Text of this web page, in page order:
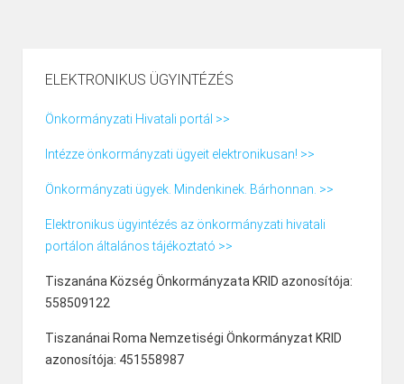
ELEKTRONIKUS ÜGYINTÉZÉS
Önkormányzati Hivatali portál >>
Intézze önkormányzati ügyeit elektronikusan! >>
Önkormányzati ügyek. Mindenkinek. Bárhonnan. >>
Elektronikus ügyintézés az önkormányzati hivatali
portálon általános tájékoztató >>
Tiszanána Község Önkormányzata KRID azonosítója:
558509122
Tiszanánai Roma Nemzetiségi Önkormányzat KRID
azonosítója: 451558987